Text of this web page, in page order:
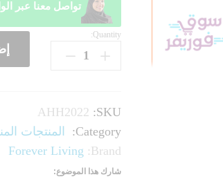
تواصل معنا عبر
Quantity:
SKU:
AHH2022
Category:
المنتجات
Brand:
Forever Living
شارك هذا الموضوع: